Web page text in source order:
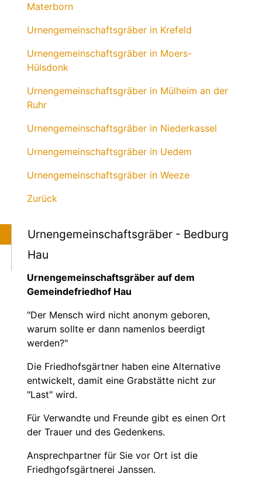
Materborn
Urnengemeinschaftsgräber in Krefeld
Urnengemeinschaftsgräber in Moers-
Hülsdonk
Urnengemeinschaftsgräber in Mülheim an der
Ruhr
Urnengemeinschaftsgräber in Niederkassel
Urnengemeinschaftsgräber in Uedem
Urnengemeinschaftsgräber in Weeze
Zurück
Urnengemeinschaftsgräber - Bedburg
Hau
Urnengemeinschaftsgräber auf dem
Gemeindefriedhof Hau
"Der Mensch wird nicht anonym geboren,
warum sollte er dann namenlos beerdigt
werden?"
Die Friedhofsgärtner haben eine Alternative
entwickelt, damit eine Grabstätte nicht zur
"Last" wird.
Für Verwandte und Freunde gibt es einen Ort
der Trauer und des Gedenkens.
Ansprechpartner für Sie vor Ort ist die
Friedhgofsgärtnerei Janssen.